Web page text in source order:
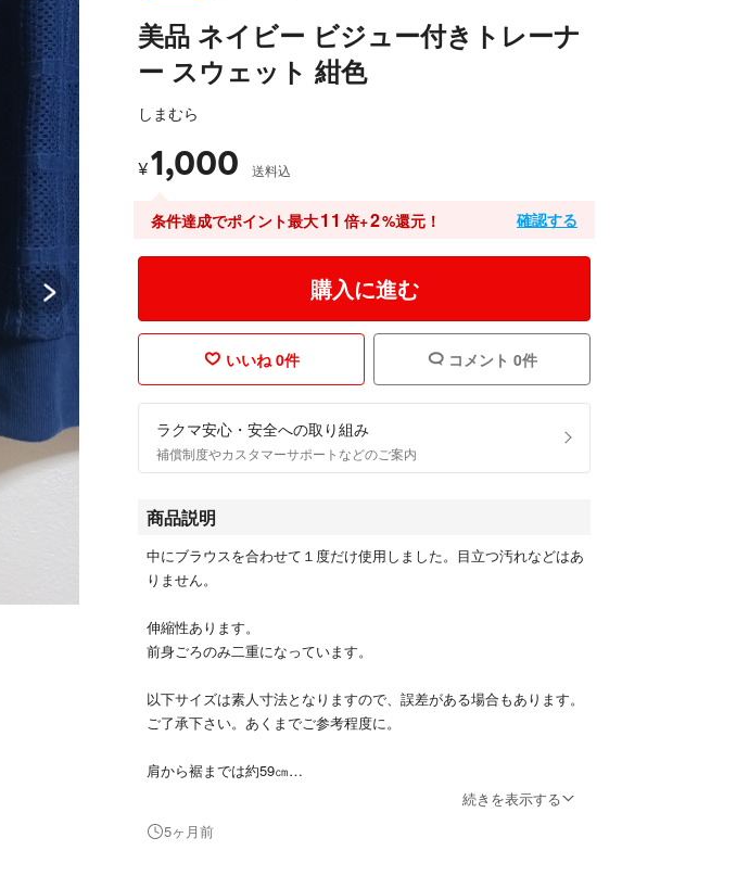
美品 ネイビー ビジュー付きトレーナ
ー スウェット 紺色
しまむら
¥1,000 送料込
条件達成でポイント最大11 倍+2%還元！ 確認する
購入に進む
いいね 0件 コメント 0件
ラクマ安心・安全への取り組み
補償制度やカスタマーサポートなどのご案内
商品説明
中にブラウスを合わせて１度だけ使用しました。目立つ汚れなどはあ
りません。
伸縮性あります。
前身ごろのみ二重になっています。
以下サイズは素人寸法となりますので、誤差がある場合もあります。
ご了承下さい。あくまでご参考程度に。
肩から裾までは約59㎝
横幅は約47㎝
続きを表示する
5ヶ月前